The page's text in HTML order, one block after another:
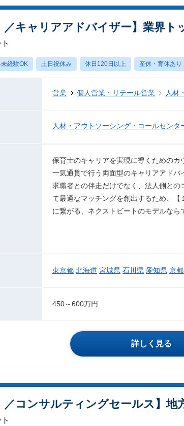
／キャリアアドバイザー】業界
経験OK 土日祝休み 休日120日以上 産休・育休あり
営業 個人営業・リテール営業 人材
人材・アウトソーシング・コールセンタ
保育士のキャリアを実現に導くための
一気通貫で行う両面型のキャリアアドバ
求職者との伴走だけでなく、法人側と
て最適なマッチングを創出するため、
に繋がる、ネクストビートのモデルなら
東京都 北海道 宮城県 石川県 愛知県 京
450～600万円
詳しく見る
／コンサルティングセールス】